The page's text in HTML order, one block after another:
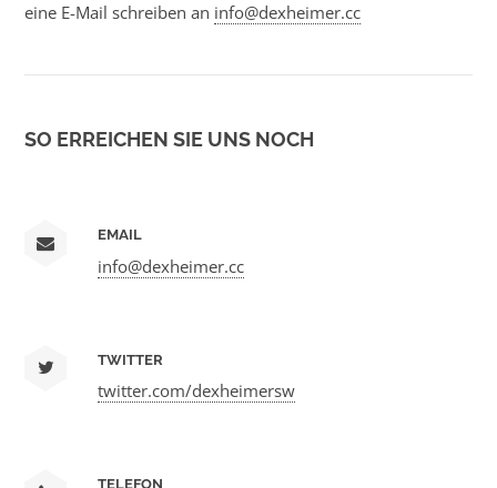
eine E-Mail schreiben an info@dexheimer.cc
SO ERREICHEN SIE UNS NOCH
EMAIL
info@dexheimer.cc
TWITTER
twitter.com/dexheimersw
TELEFON